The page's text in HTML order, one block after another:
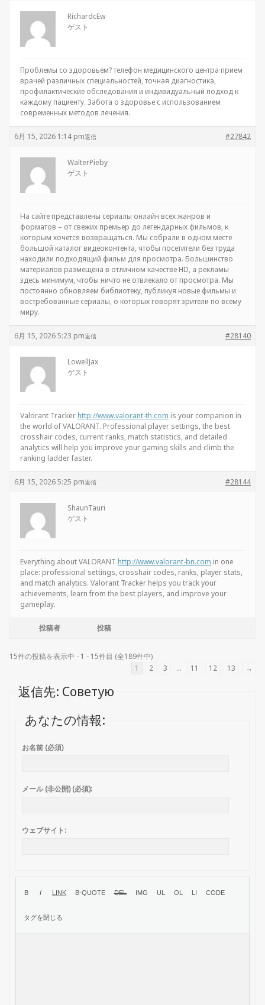
RichardcEw
ゲスト
Проблемы со здоровьем?телефон медицинского центра прием
врачей различных специальностей, точная диагностика,
профилактические обследования и индивидуальный подход к
каждому пациенту. Забота о здоровье с использованием
современных методов лечения.
6月 15, 2026 1:14 pm #27842
返信
WalterPieby
ゲスト
На сайте представлены сериалы онлайн всех жанров и
форматов – от свежих премьер до легендарных фильмов, к
которым хочется возвращаться. Мы собрали в одном месте
большой каталог видеоконтента, чтобы посетители без труда
находили подходящий фильм для просмотра. Большинство
материалов размещена в отличном качестве HD, а рекламы
здесь минимум, чтобы ничто не отвлекало от просмотра. Мы
постоянно обновляем библиотеку, публикуя новые фильмы и
востребованные сериалы, о которых говорят зрители по всему
миру.
6月 15, 2026 5:23 pm #28140
返信
LowellJax
ゲスト
Valorant Trackerhttp://www.valorant-th.com is your companion in
the world of VALORANT. Professional player settings, the best
crosshair codes, current ranks, match statistics, and detailed
analytics will help you improve your gaming skills and climb the
ranking ladder faster.
6月 15, 2026 5:25 pm #28144
返信
ShaunTauri
ゲスト
Everything about VALORANT http://www.valorant-bn.com in one
place: professional settings, crosshair codes, ranks, player stats,
and match analytics. Valorant Tracker helps you track your
achievements, learn from the best players, and improve your
gameplay.
投稿者 投稿
15件の投稿を表示中 - 1 - 15件目 (全189件中)
1
2 3 … 11 12 13 →
返信先: Советую
あなたの情報:
お名前 (必須)
メール (非公開) (必須):
ウェブサイト: